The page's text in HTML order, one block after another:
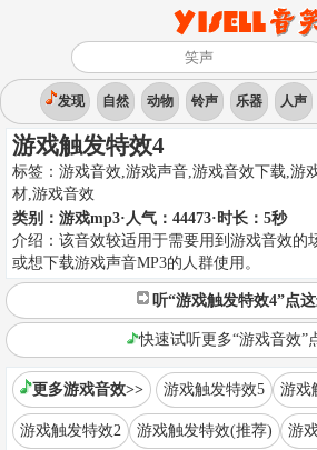
发现 自然 动物 铃声 乐器 人声
游戏触发特效4
标签： 游戏音效,游戏声音,游戏音效下载,游
材,游戏音效
类别： 游戏mp3·人气：44473·时长： 5秒
介绍： 该音效较适用于需要用到游戏音效的
或想下载游戏声音MP3的人群使用。
听“游戏触发特效4”点
快速试听更多“游戏音效”
更多游戏音效>> 游戏触发特效5 游戏
游戏触发特效2 游戏触发特效(推荐) 游